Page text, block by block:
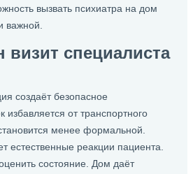
вызвать психиатра на дом
важной.
визит специалиста
создаёт безопасное
избавляется от транспортного
менее формальной.
естественные реакции пациента.
состояние. Дом даёт